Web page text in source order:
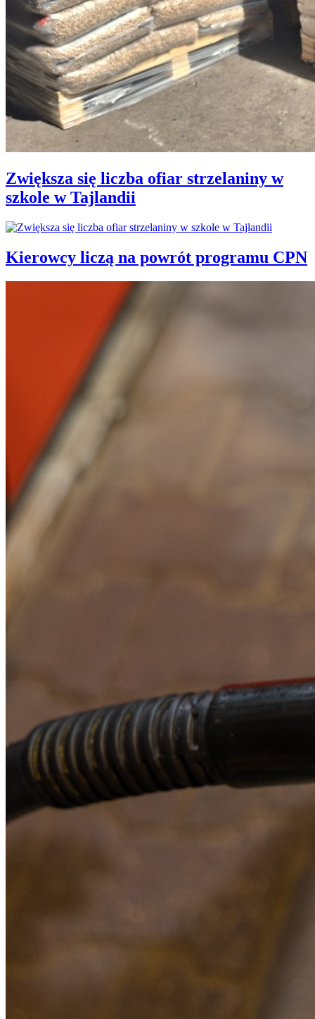
Zwiększa się liczba ofiar strzelaniny w
szkole w Tajlandii
Kierowcy liczą na powrót programu CPN